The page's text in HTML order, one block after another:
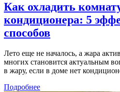
Как охладить
кондиционера: 5
способов
Лето еще не началось, а жара
многих становится актуальным
в жару, если в доме нет
Подробнее